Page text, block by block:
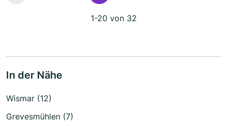
1-20 von 32
In der Nähe
Wismar (12)
Grevesmühlen (7)